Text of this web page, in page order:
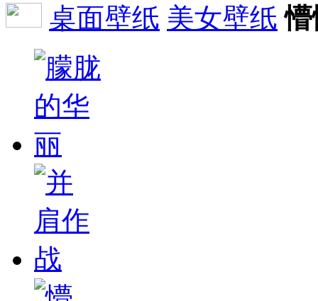
桌面壁纸 美女壁纸